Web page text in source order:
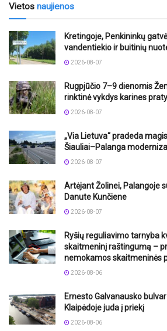
Vietos naujienos
Kretingoje, Penkininkų
vandentiekio ir buitinių
2026-08-07
Rugpjūčio 7–9 dienomis
rinktinė vykdys karines
2026-08-07
„Via Lietuva“ pradeda
Šiauliai–Palanga
2026-08-07
Artėjant Žolinei, Palangoje
Danute Kunčiene
2026-08-07
Ryšių reguliavimo tarnyba
skaitmeninį raštingumą –
nemokamos skaitmeninės
2026-08-06
Ernesto Galvanausko
Klaipėdoje juda į priekį
2026-08-06